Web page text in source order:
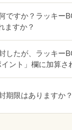
ですか？ラッキー
ますか？
したが、ラッキー
ント」欄に加算さ
期限はありますか？